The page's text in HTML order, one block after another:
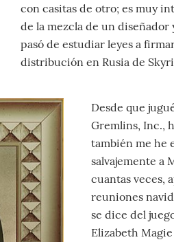
con casitas de otro; es muy
de la mezcla de un
pasó de estudiar leyes a
distribución en Rusia de
Desde que
Gremlins, Inc.,
también me he
salvajemente a
cuantas veces,
reuniones
se dice del
Elizabeth